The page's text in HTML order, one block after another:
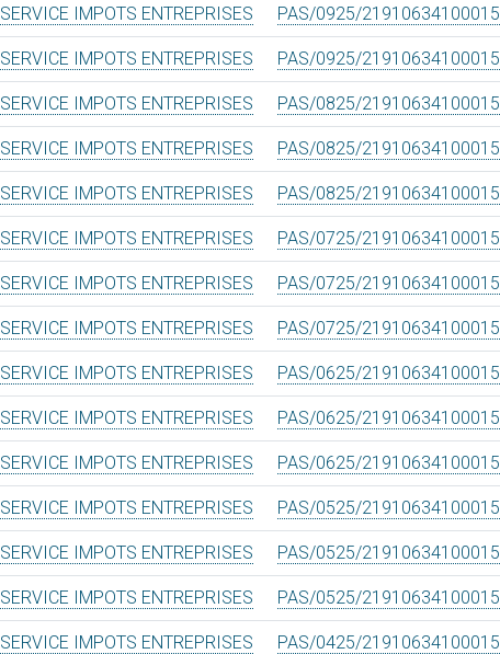
SERVICE IMPOTS ENTREPRISES PAS/0925/21910634100015
SERVICE IMPOTS ENTREPRISES PAS/0925/21910634100015
SERVICE IMPOTS ENTREPRISES PAS/0825/21910634100015
SERVICE IMPOTS ENTREPRISES PAS/0825/21910634100015
SERVICE IMPOTS ENTREPRISES PAS/0825/21910634100015
SERVICE IMPOTS ENTREPRISES PAS/0725/21910634100015
SERVICE IMPOTS ENTREPRISES PAS/0725/21910634100015
SERVICE IMPOTS ENTREPRISES PAS/0725/21910634100015
SERVICE IMPOTS ENTREPRISES PAS/0625/21910634100015
SERVICE IMPOTS ENTREPRISES PAS/0625/21910634100015
SERVICE IMPOTS ENTREPRISES PAS/0625/21910634100015
SERVICE IMPOTS ENTREPRISES PAS/0525/21910634100015
SERVICE IMPOTS ENTREPRISES PAS/0525/21910634100015
SERVICE IMPOTS ENTREPRISES PAS/0525/21910634100015
SERVICE IMPOTS ENTREPRISES PAS/0425/21910634100015